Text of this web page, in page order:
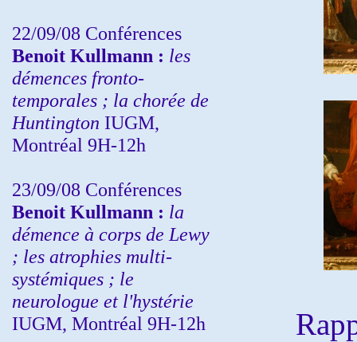
22/09/08 Conférences
Benoit Kullmann : les
démences fronto-
temporales ; la chorée de
Huntington IUGM,
Montréal 9H-12h
23/09/08 Conférences
Benoit Kullmann : la
démence à corps de Lewy
; les atrophies multi-
systémiques ; le
neurologue et l'hystérie
IUGM, Montréal 9H-12h